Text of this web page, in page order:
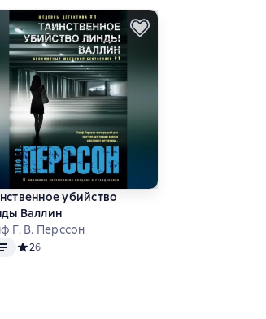
убийство
Валлин
Г. В. Перссон
Средний рейтинг 2 на основе 6 оценок
26